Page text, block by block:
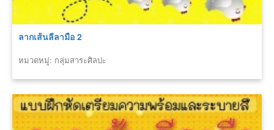
ลากเส้นลีลามือ 2
หมวดหมู่: กลุ่มสาระศิลปะ